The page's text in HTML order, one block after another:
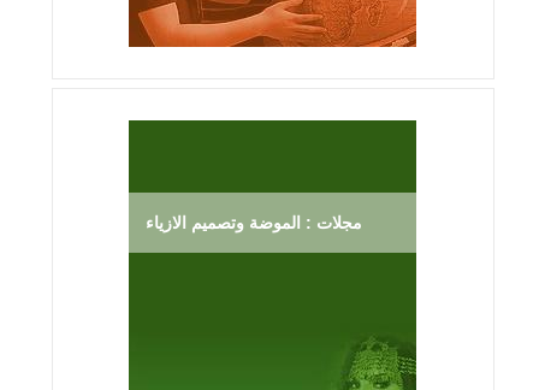
مجلات : الموضة وتصميم الازياء